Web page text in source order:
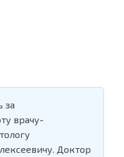
за
врачу-
Доктор